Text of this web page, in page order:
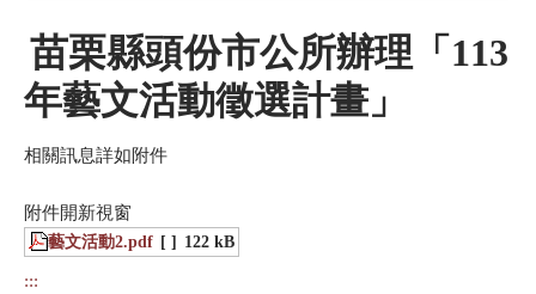
苗栗縣頭份市公所辦理「113
年藝文活動徵選計畫」
相關訊息詳如附件
附件開新視窗
藝文活動2.pdf [ ] 122 kB
:::